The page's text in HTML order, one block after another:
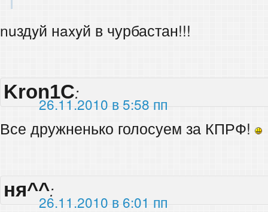
nuздyй нaxyй в чурбастан!!!
Kron1C:
26.11.2010 в 5:58 пп
Все дружненько голосуем за КПРФ!
ня^^:
26.11.2010 в 6:01 пп